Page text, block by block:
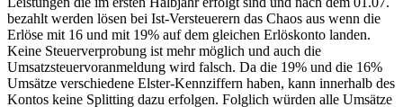
bezahlt werden lösen bei Ist-Versteuerern das Chaos aus wenn die
Erlöse mit 16 und mit 19% auf dem gleichen Erlöskonto landen.
Keine Steuerverprobung ist mehr möglich und auch die
Umsatzsteuervoranmeldung wird falsch. Da die 19% und die 16%
Umsätze verschiedene Elster-Kennziffern haben, kann innerhalb des
Kontos keine Splitting dazu erfolgen. Folglich würden alle Umsätze